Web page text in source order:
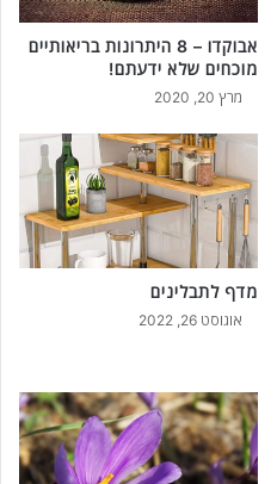
אבוקדו – 8 היתרונות בריאותיים
מוכחים שלא ידעתם!
מרץ 20, 2020
מדף לתבלינים
אוגוסט 26, 2022